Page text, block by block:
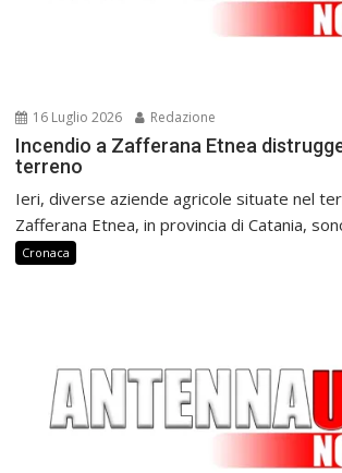
16 Luglio 2026 Redazione
Incendio a Zafferana Etnea
terreno
Ieri, diverse aziende agricole situate nel
Zafferana Etnea, in provincia di Catania,
Cronaca